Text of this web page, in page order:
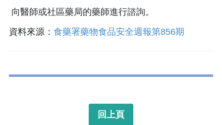
向醫師或社區藥局的藥師進行諮詢。
資料來源： 食藥署藥物食品安全週報第856期
回上頁